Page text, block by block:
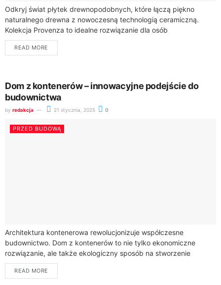
Odkryj świat płytek drewnopodobnych, które łączą piękno
naturalnego drewna z nowoczesną technologią ceramiczną.
Kolekcja Provenza to idealne rozwiązanie dla osób
poszukujących designu, który zachwyca zarówno estetyką, jak i
funkcjonalnością.Płytki drewnopodobne...
READ MORE
Dom z kontenerów – innowacyjne podejście do
budownictwa
by redakcja 21 stycznia, 2025 0
PRZED BUDOWĄ
Architektura kontenerowa rewolucjonizuje współczesne
budownictwo. Dom z kontenerów to nie tylko ekonomiczne
rozwiązanie, ale także ekologiczny sposób na stworzenie
funkcjonalnej przestrzeni mieszkalnej.Historia domów
kontenerowych sięga lat 60. XX wieku. Przez...
READ MORE